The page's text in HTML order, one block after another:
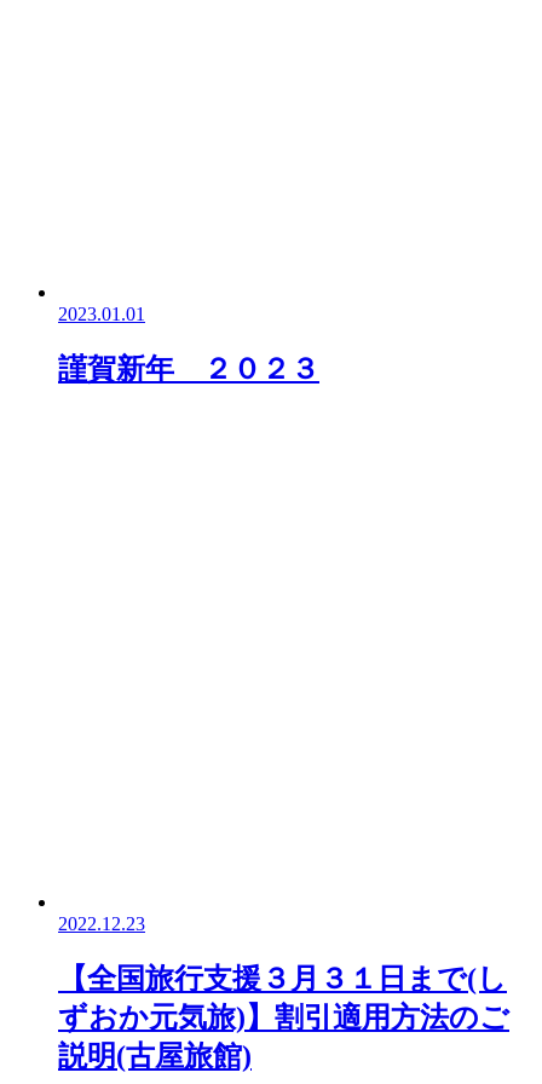
2023.01.01
謹賀新年 ２０２３
2022.12.23
【全国旅行支援３月３１日まで(し
ずおか元気旅)】割引適用方法のご
説明(古屋旅館)